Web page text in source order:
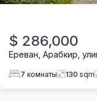
$ 286,000
Ереван Арабкир
7 комнаты 130 sqm